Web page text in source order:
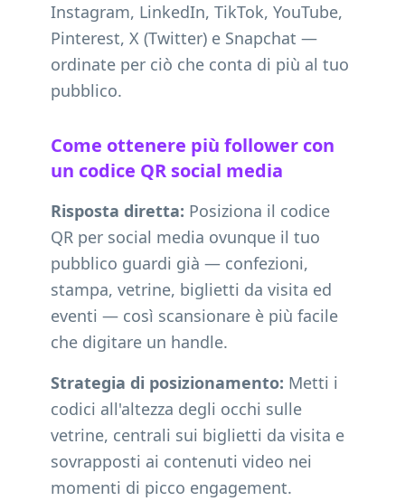
Instagram, LinkedIn, TikTok, YouTube,
Pinterest, X (Twitter) e Snapchat —
ordinate per ciò che conta di più al tuo
pubblico.
Come ottenere più follower con
un codice QR social media
Risposta diretta: Posiziona il codice
QR per social media ovunque il tuo
pubblico guardi già — confezioni,
stampa, vetrine, biglietti da visita ed
eventi — così scansionare è più facile
che digitare un handle.
Strategia di posizionamento: Metti i
codici all'altezza degli occhi sulle
vetrine, centrali sui biglietti da visita e
sovrapposti ai contenuti video nei
momenti di picco engagement.